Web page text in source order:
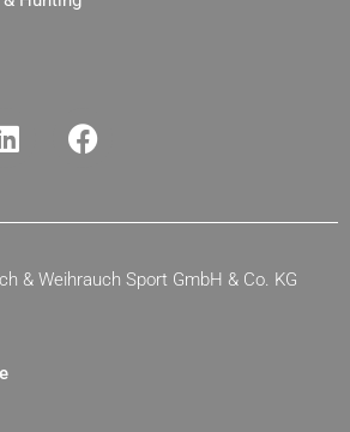
& Weihrauch Sport GmbH & Co. KG